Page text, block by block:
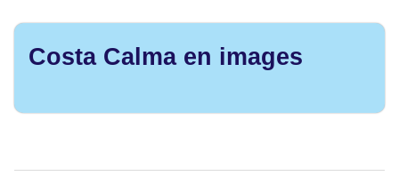
Costa Calma en images